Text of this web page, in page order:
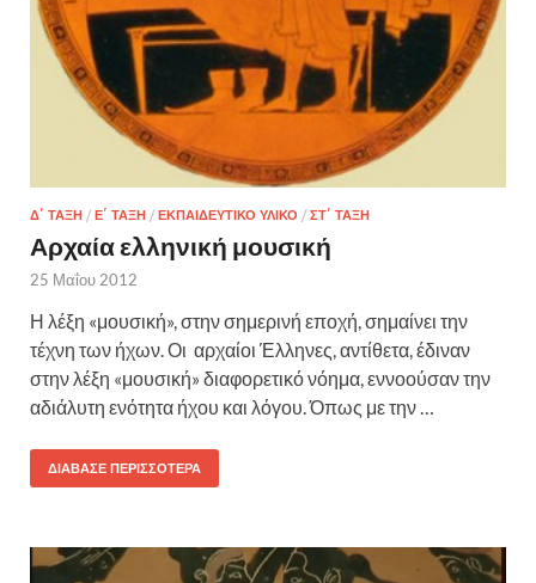
Δ΄ ΤΆΞΗ / Ε΄ ΤΆΞΗ / ΕΚΠΑΙΔΕΥΤΙΚΌ ΥΛΙΚΌ / ΣΤ΄ ΤΆΞΗ
Αρχαία ελληνική μουσική
25 Μαΐου 2012
Η λέξη «μουσική», στην σημερινή εποχή, σημαίνει την
τέχνη των ήχων. Οι αρχαίοι Έλληνες, αντίθετα, έδιναν
στην λέξη «μουσική» διαφορετικό νόημα, εννοούσαν την
αδιάλυτη ενότητα ήχου και λόγου. Όπως με την …
ΔΙΆΒΑΣΕ ΠΕΡΙΣΣΌΤΕΡΑ